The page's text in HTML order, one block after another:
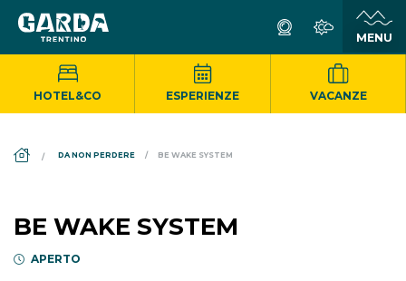
HOTEL&CO ESPERIENZE VACANZE
DA NON PERDERE BE WAKE SYSTEM
BE WAKE SYSTEM
APERTO